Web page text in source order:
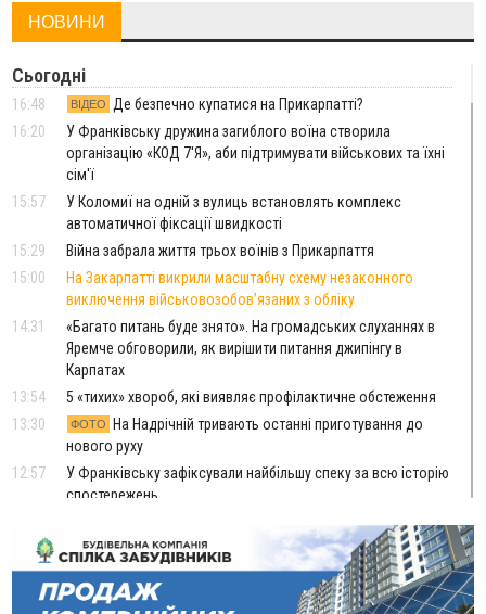
НОВИНИ
Сьогодні
16:48 ВІДЕО Де безпечно купатися на Прикарпатті?
16:20
У Франківську дружина загиблого воїна створила
організацію «КОД 7'Я», аби підтримувати військових та їхні
сім'ї
15:57
У Коломиї на одній з вулиць встановлять комплекс
автоматичної фіксації швидкості
15:29
Війна забрала життя трьох воїнів з Прикарпаття
15:00
На Закарпатті викрили масштабну схему незаконного
виключення військовозобов’язаних з обліку
14:31
«Багато питань буде знято». На громадських слуханнях в
Яремче обговорили, як вирішити питання джипінгу в
Карпатах
13:54
5 «тихих» хвороб, які виявляє профілактичне обстеження
13:30
ФОТО
На Надрічній тривають останні приготування до
нового руху
12:57
У Франківську зафіксували найбільшу спеку за всю історію
спостережень
Лікування наркоманії Київ: чому важливо розпочати
терапію якомога раніше
12:00
Франківця, який у Косові викрав за магазину понад 640
тисяч гривень у валюті, засудили до 5 років